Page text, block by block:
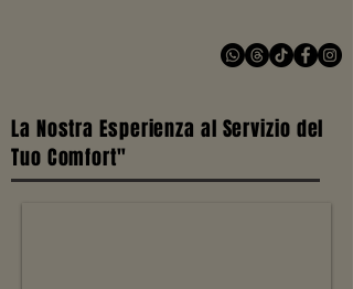
La Nostra Esperienza al Servizio del
Tuo Comfort"